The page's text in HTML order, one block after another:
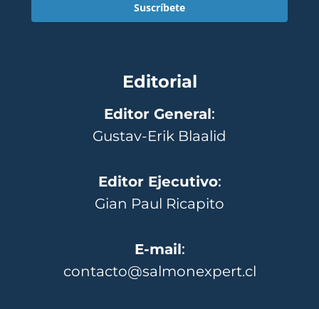
Suscríbete
Editorial
Editor General:
Gustav-Erik Blaalid
Editor Ejecutivo:
Gian Paul Ricapito
E-mail:
contacto@salmonexpert.cl